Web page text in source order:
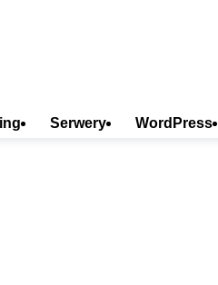
Serwery WordPress